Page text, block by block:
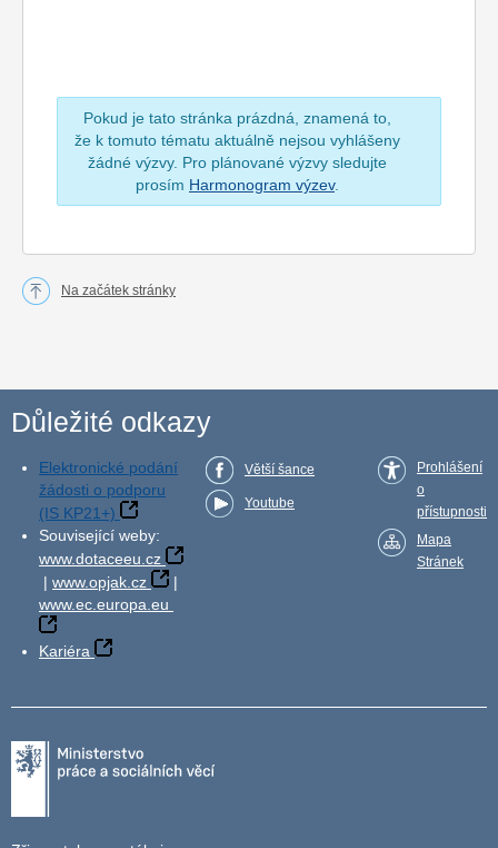
Pokud je tato stránka prázdná, znamená to,
že k tomuto tématu aktuálně nejsou vyhlášeny
žádné výzvy. Pro plánované výzvy sledujte
prosím Harmonogram výzev.
Na začátek stránky
Důležité odkazy
Elektronické podání
žádosti o podporu
(IS KP21+)
Související weby:
www.dotaceeu.cz
| www.opjak.cz
|
www.ec.europa.eu
Kariéra
Větší šance
Youtube
Prohlášení
o
přístupnosti
Mapa
Stránek